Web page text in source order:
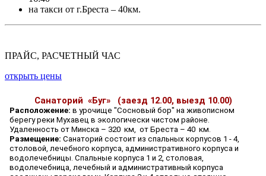
на такси от г.Бреста – 40км.
ПРАЙС, РАСЧЕТНЫЙ ЧАС
открыть цены